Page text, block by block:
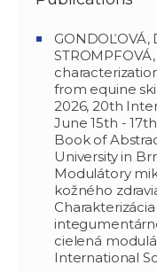
GONDOĽOVÁ,
from equine
2026, 20th
June 15th -
Book of
University in
Modulátory
kožného
cielená
International